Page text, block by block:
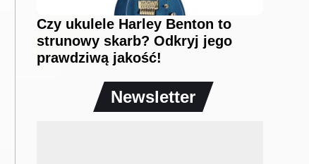
Czy ukulele Harley Benton to
strunowy skarb? Odkryj jego
prawdziwą jakość!
Newsletter